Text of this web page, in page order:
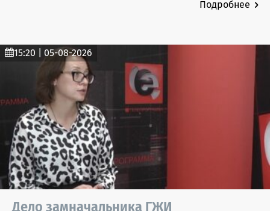
Подробнее
15:20 | 05-08-2026
Дело замначальника ГЖИ